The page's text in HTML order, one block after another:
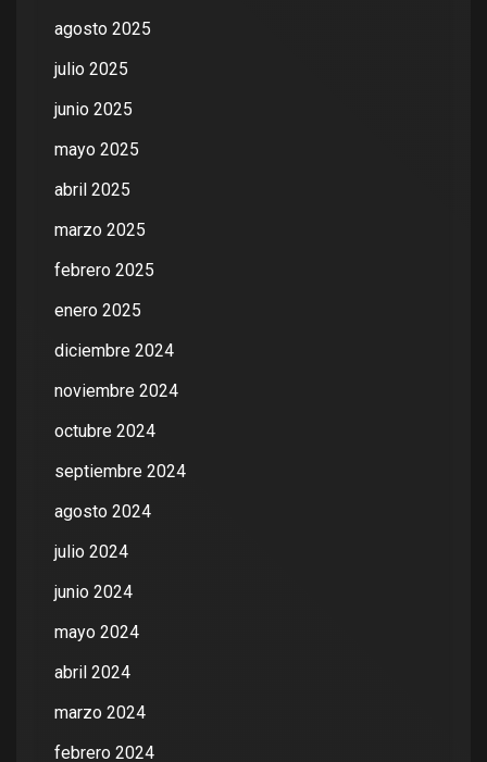
agosto 2025
julio 2025
junio 2025
mayo 2025
abril 2025
marzo 2025
febrero 2025
enero 2025
diciembre 2024
noviembre 2024
octubre 2024
septiembre 2024
agosto 2024
julio 2024
junio 2024
mayo 2024
abril 2024
marzo 2024
febrero 2024